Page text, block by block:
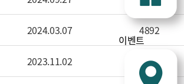
이벤트
2024.03.07 4892
2023.11.02 4985